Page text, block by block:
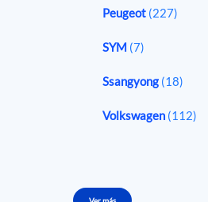
Peugeot (227)
SYM (7)
Ssangyong (18)
Volkswagen (112)